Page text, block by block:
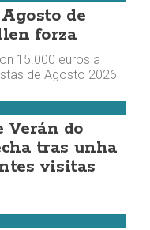
de
forza
15.000 euros a
de Agosto 2026
Verán do
tras unha
visitas